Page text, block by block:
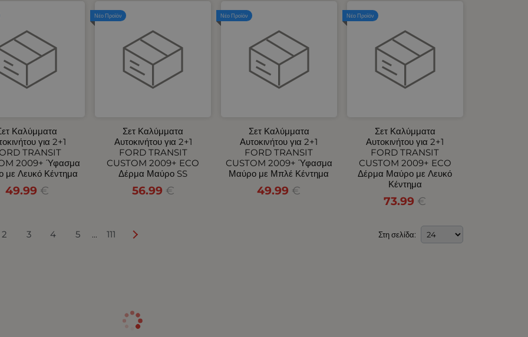
Καλύμματα
για 2+1
TRANSIT
2009+ Ύφασμα
με Λευκό Κέντημα
49.99 €
Σετ Καλύμματα
Αυτοκινήτου για 2+1
FORD TRANSIT
CUSTOM 2009+ ECO
Δέρμα Μαύρο SS
56.99 €
Νέο Προϊόν
Σετ Καλύμματα
Αυτοκινήτου για 2+1
FORD TRANSIT
CUSTOM 2009+ Ύφασμα
Μαύρο με Μπλέ Κέντημα
49.99 €
Νέο Προϊόν
Σετ Καλύμματα
Αυτοκινήτου για 2+1
FORD TRANSIT
CUSTOM 2009+ ECO
Δέρμα Μαύρο με Λευκό
Κέντημα
73.99 €
Νέο Προϊόν
2 3 4 5 ... 111 Στη σελίδα: